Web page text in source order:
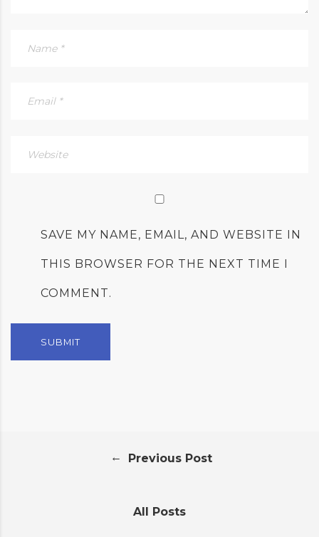
SAVE MY NAME, EMAIL, AND WEBSITE IN
THIS BROWSER FOR THE NEXT TIME I
COMMENT.
← Previous Post
All Posts